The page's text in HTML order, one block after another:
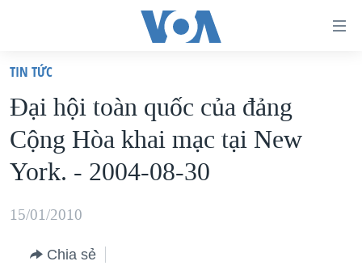
truy
cập
Tới
nội
chính
VIỆT NAM
HOA KỲ
BIỂN ĐÔNG
THẾ GIỚI
DIỄN ĐÀN
TIN TỨC
Ðại hội toàn quốc của đảng
Cộng Hòa khai mạc tại New
York. - 2004-08-30
15/01/2010
Chia sẻ